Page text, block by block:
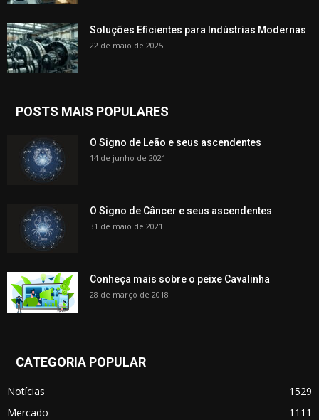
Soluções Eficientes para Indústrias Modernas
22 de maio de 2025
POSTS MAIS POPULARES
O Signo de Leão e seus ascendentes
14 de junho de 2021
O Signo de Câncer e seus ascendentes
31 de maio de 2021
Conheça mais sobre o peixe Cavalinha
28 de março de 2018
CATEGORIA POPULAR
Notícias
1529
Mercado
1111